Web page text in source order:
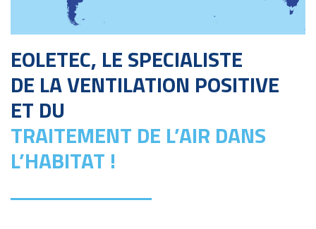
EOLETEC, LE SPECIALISTE
DE LA VENTILATION POSITIVE
ET DU
TRAITEMENT DE L’AIR DANS
L’HABITAT !